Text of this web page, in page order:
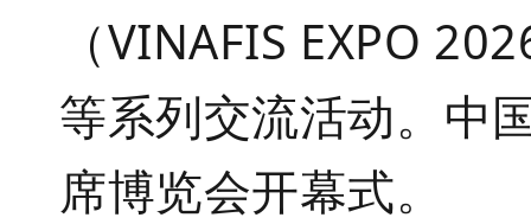
（VINAFIS EXPO
等系列交流活动。中
席博览会开幕式。